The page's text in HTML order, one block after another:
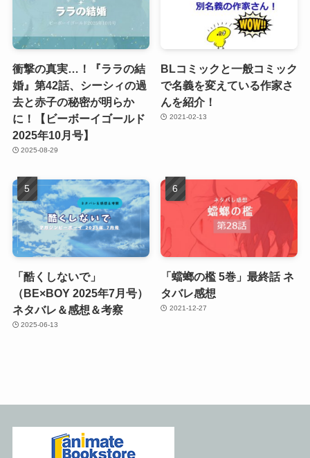
衝撃の真実…！『ララの結
婚』第42話、シーシィの過
去と赤子の秘密が明らか
に！【ビーボーイゴールド
2025年10月号】
2025-08-29
BLコミックと一般コミック
で名義を変えている作家さ
んを紹介！
2021-02-13
「酷くしないで」
（BE×BOY 2025年7月号）
ネタバレ＆感想＆考察
2025-06-13
「蟷螂の檻 5巻」最終話 ネ
タバレ感想
2021-12-27